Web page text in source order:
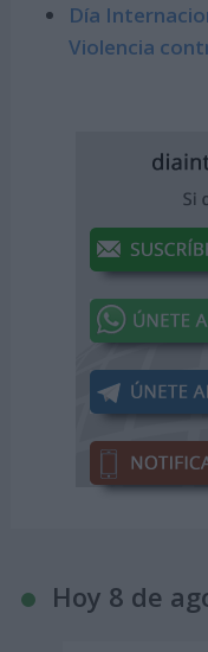
Día
Violencia
Hoy 8 de